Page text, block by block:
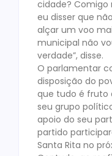
cidade? Comigo
eu disser que
alçar um voo
municipal não
verdade”, disse.
O parlamentar
disposição do
que tudo é fruto
seu grupo
apoio do seu
partido
Santa Rita no